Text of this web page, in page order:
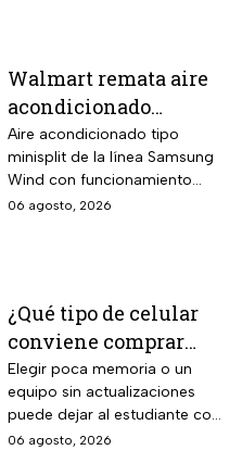
Walmart remata aire
acondicionado
Samsung Wind
Inverter frío y calor 1
tonelada con WiFi y
$3,500 de descuento
Aire acondicionado tipo
minisplit de la línea Samsung
Wind con funcionamiento
bidireccional frío y calor
capacidad de gestión
mediante inteligencia artificial
con modo AI Auto Cooling
que ajusta automáticamente
el rendimiento según
06 agosto, 2026
¿Qué tipo de celular
conviene comprar
para el regreso a
clases? La guía según
el nivel escolar
Elegir poca memoria o un
equipo sin actualizaciones
puede dejar al estudiante con
un celular lento e
06 agosto, 2026